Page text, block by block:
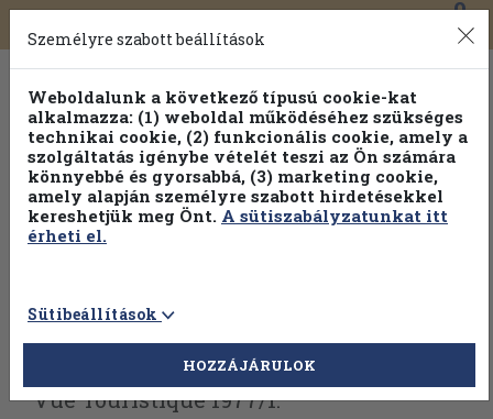
Toggle
navigation
0
Válogasson több mint 1.000.000 kiadványunk közül
100% kedvezménnyel!
Vissza az előző oldalra Válasszon példányt
Vue Touristique 1977/1.
Személyre szabott beállítások
Weboldalunk a következő típusú cookie-kat
alkalmazza: (1) weboldal működéséhez szükséges
technikai cookie, (2) funkcionális cookie, amely a
szolgáltatás igénybe vételét teszi az Ön számára
könnyebbé és gyorsabbá, (3) marketing cookie,
amely alapján személyre szabott hirdetésekkel
kereshetjük meg Önt. A sütiszabályzatunkat itt
érheti el.
Sütibeállítások
HOZZÁJÁRULOK